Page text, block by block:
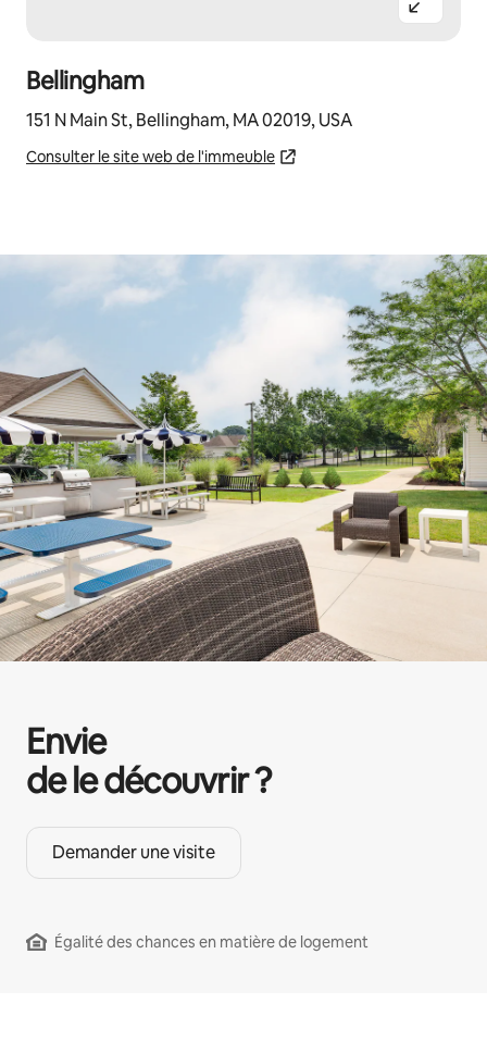
Bellingham
151 N Main St, Bellingham, MA 02019, USA
Consulter le site web de l'immeuble
Envie
de le découvrir ?
Demander une visite
Égalité des chances en matière de logement